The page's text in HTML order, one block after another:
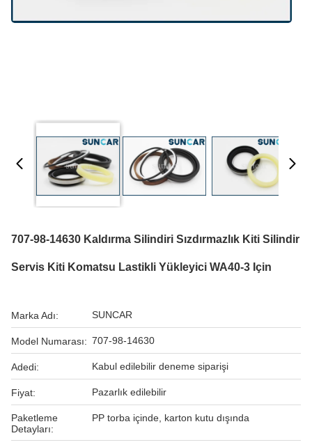
707-98-14630 Kaldırma Silindiri Sızdırmazlık Kiti Silindir
Servis Kiti Komatsu Lastikli Yükleyici WA40-3 Için
Marka Adı: SUNCAR
Model Numarası: 707-98-14630
Adedi: Kabul edilebilir deneme siparişi
Fiyat: Pazarlık edilebilir
Paketleme
Detayları:
PP torba içinde, karton kutu dışında